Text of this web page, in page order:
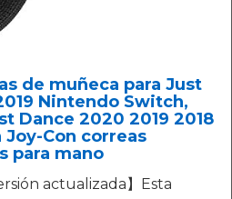
de muñeca para Just
Nintendo Switch,
Dance 2020 2019 2018
Con correas
para mano
actualizada】Esta